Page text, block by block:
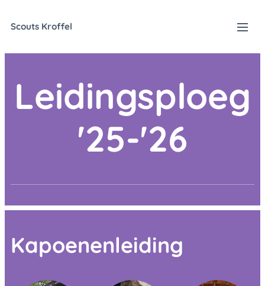
Scouts Kroffel
Leidingsploeg
'25-'26
Kapoenenleiding